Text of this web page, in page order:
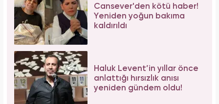
Cansever'den kötü haber!
Yeniden yoğun bakıma
kaldırıldı
Haluk Levent’in yıllar önce
anlattığı hırsızlık anısı
yeniden gündem oldu!